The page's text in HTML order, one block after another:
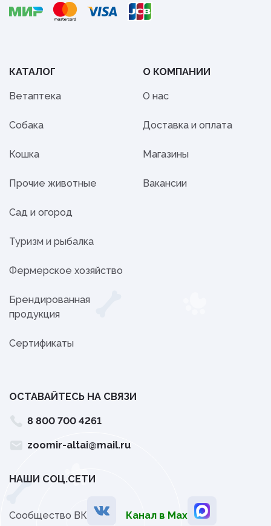
КАТАЛОГ
Ветаптека
Собака
Кошка
Прочие животные
Сад и огород
Туризм и рыбалка
Фермерское хозяйство
Брендированная
продукция
Сертификаты
О КОМПАНИИ
О нас
Доставка и оплата
Магазины
Вакансии
ОСТАВАЙТЕСЬ НА СВЯЗИ
8 800 700 4261
zoomir-altai@mail.ru
НАШИ СОЦ.СЕТИ
Сообщество ВК Канал в Мах